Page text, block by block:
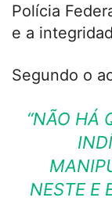
Polícia
e a
Segundo o
“NÃO HÁ
NESTE E